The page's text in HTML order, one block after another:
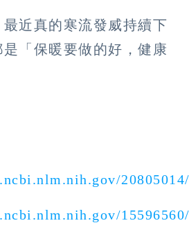
近真的寒流發威持續下
「保暖要做的好，健康